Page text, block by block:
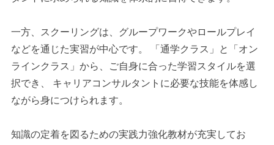
一方、スクーリングは、グループワークやロールプレイ
などを通じた実習が中心です。 「通学クラス」と「オン
ラインクラス」から、ご自身に合った学習スタイルを選
択でき、 キャリアコンサルタントに必要な技能を体感し
ながら身につけられます。
知識の定着を図るための実践力強化教材が充実してお